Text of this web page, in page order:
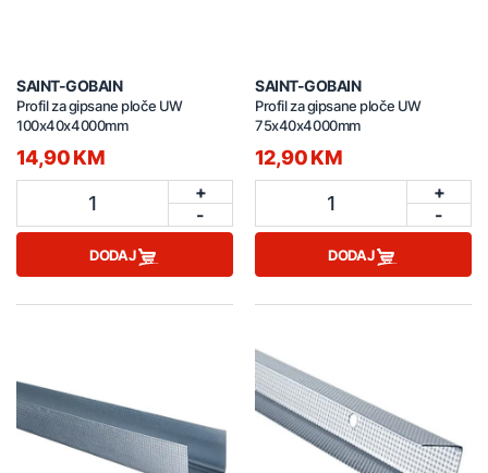
SAINT-GOBAIN
Profil za gipsane ploče UW
100x40x4000mm
14,90 KM
1
+
-
DODAJ
SAINT-GOBAIN
Profil za gipsane ploče UW
75x40x4000mm
12,90 KM
1
+
-
DODAJ